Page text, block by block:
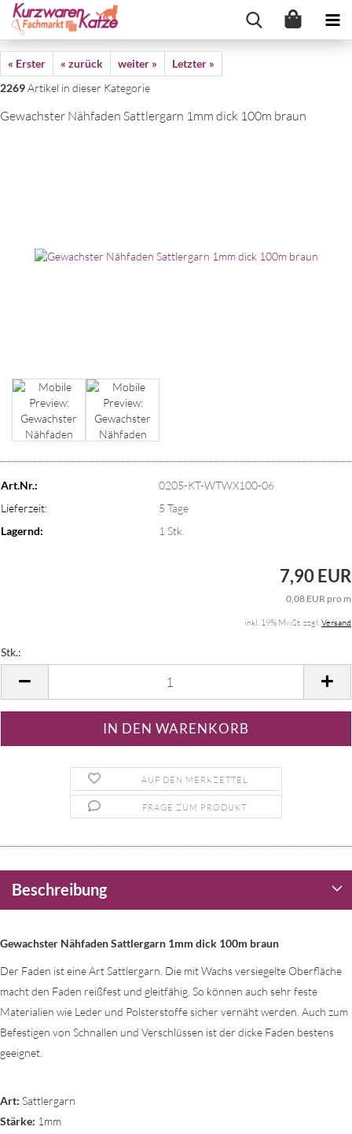
« Erster « zurück weiter »
Letzter »
2269Artikel in dieser Kategorie
Gewachster Nähfaden Sattlergarn 1mm dick 100m braun
Art.Nr.:
0205-KT-WTWX100-06
Lieferzeit:
5 Tage
Lagernd:
1 Stk.
7,90 EUR
0,08 EUR pro m
inkl. 19% MwSt. zzgl.Versand
Stk.:
AUF DEN MERKZETTEL
FRAGE ZUM PRODUKT
Beschreibung
Gewachster Nähfaden Sattlergarn 1mm dick 100m braun
Der Faden ist eine Art Sattlergarn. Die mit Wachs versiegelte Oberfläche
macht den Faden reißfest und gleitfähig. So können auch sehr feste
Materialien wie Leder und Polsterstoffe sicher vernäht werden. Auch zum
Befestigen von Schnallen und Verschlüssen ist der dicke Faden bestens
geeignet.
Art: Sattlergarn
Stärke: 1mm